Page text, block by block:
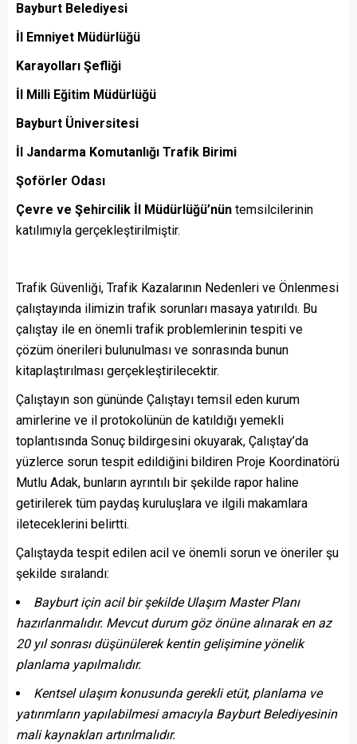
Bayburt Belediyesi
İl Emniyet Müdürlüğü
Karayolları Şefliği
İl Milli Eğitim Müdürlüğü
Bayburt Üniversitesi
İl Jandarma Komutanlığı Trafik Birimi
Şoförler Odası
Çevre ve Şehircilik İl Müdürlüğü’nün temsilcilerinin
katılımıyla gerçekleştirilmiştir.
Trafik Güvenliği, Trafik Kazalarının Nedenleri ve Önlenmesi
çalıştayında ilimizin trafik sorunları masaya yatırıldı. Bu
çalıştay ile en önemli trafik problemlerinin tespiti ve
çözüm önerileri bulunulması ve sonrasında bunun
kitaplaştırılması gerçekleştirilecektir.
Çalıştayın son gününde Çalıştayı temsil eden kurum
amirlerine ve il protokolünün de katıldığı yemekli
toplantısında Sonuç bildirgesini okuyarak, Çalıştay’da
yüzlerce sorun tespit edildiğini bildiren Proje Koordinatörü
Mutlu Adak, bunların ayrıntılı bir şekilde rapor haline
getirilerek tüm paydaş kuruluşlara ve ilgili makamlara
ileteceklerini belirtti.
Çalıştayda tespit edilen acil ve önemli sorun ve öneriler şu
şekilde sıralandı:
Bayburt için acil bir şekilde Ulaşım Master Planı
hazırlanmalıdır. Mevcut durum göz önüne alınarak en az
20 yıl sonrası düşünülerek kentin gelişimine yönelik
planlama yapılmalıdır.
Kentsel ulaşım konusunda gerekli etüt, planlama ve
yatırımların yapılabilmesi amacıyla Bayburt Belediyesinin
mali kaynakları artırılmalıdır.